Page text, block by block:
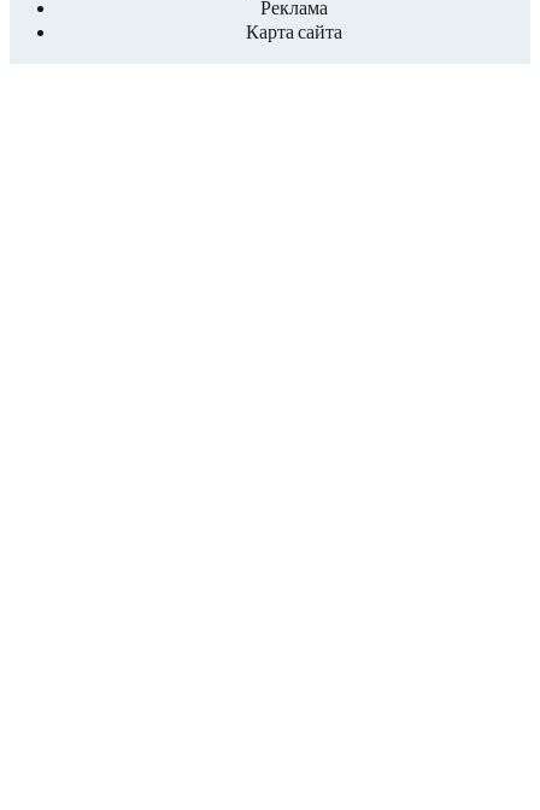
Реклама
Карта сайта